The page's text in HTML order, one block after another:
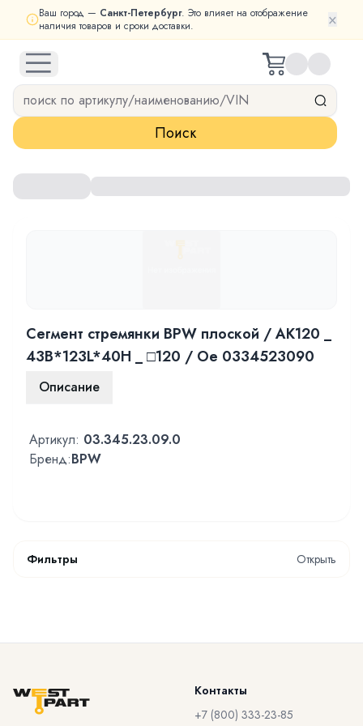
Ваш город — Санкт-Петербург. Это влияет на отображение
наличия товаров и сроки доставки.
×
open navigation menu
Поиск
Сегмент стремянки BPW плоской / AK120 _
43B*123L*40H _ □120 / Oe 0334523090
Описание
Артикул: 03.345.23.09.0
Бренд:BPW
Фильтры Открыть
Контакты
+7 (800) 333-23-85